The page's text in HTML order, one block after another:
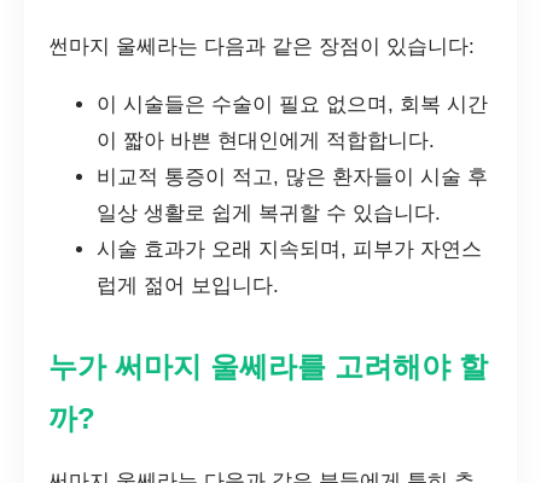
썬마지 울쎄라는 다음과 같은 장점이 있습니다:
이 시술들은 수술이 필요 없으며, 회복 시간
이 짧아 바쁜 현대인에게 적합합니다.
비교적 통증이 적고, 많은 환자들이 시술 후
일상 생활로 쉽게 복귀할 수 있습니다.
시술 효과가 오래 지속되며, 피부가 자연스
럽게 젊어 보입니다.
누가 써마지 울쎄라를 고려해야 할
까?